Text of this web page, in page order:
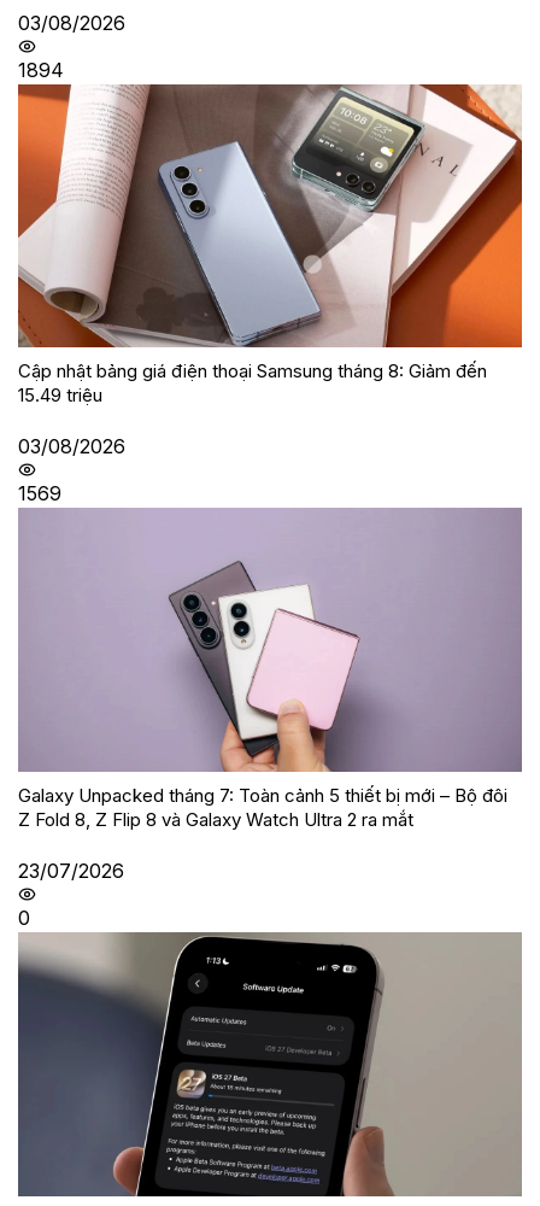
03/08/2026
1894
Cập nhật bảng giá điện thoại Samsung tháng 8: Giảm đến
15.49 triệu
03/08/2026
1569
Galaxy Unpacked tháng 7: Toàn cảnh 5 thiết bị mới – Bộ đôi
Z Fold 8, Z Flip 8 và Galaxy Watch Ultra 2 ra mắt
23/07/2026
0